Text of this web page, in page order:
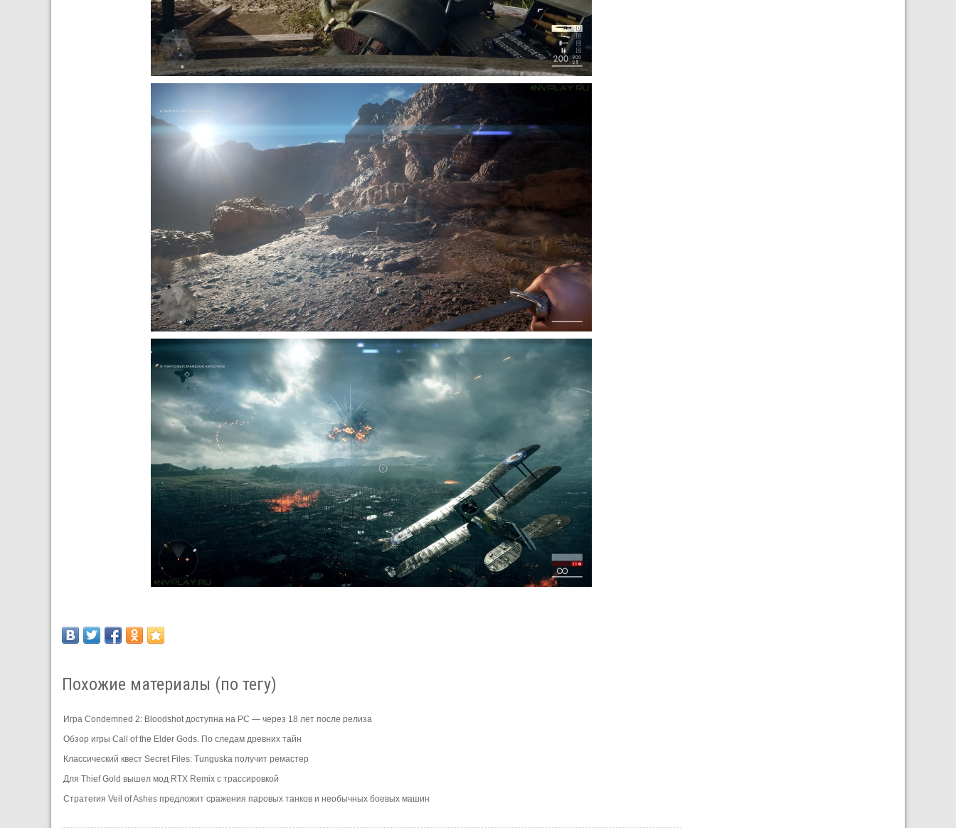
Похожие материалы (по тегу)
Игра Condemned 2: Bloodshot доступна на PC — через 18 лет после релиза
Обзор игры Call of the Elder Gods. По следам древних тайн
Классический квест Secret Files: Tunguska получит ремастер
Для Thief Gold вышел мод RTX Remix с трассировкой
Стратегия Veil of Ashes предложит сражения паровых танков и необычных боевых машин